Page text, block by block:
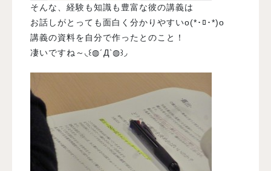
そんな、経験も知識も豊富な彼の講義は
お話しがとっても面白く分かりやすいo(*･ﾛ･*)o
講義の資料を自分で作ったとのこと！
凄いですね～◟꒰◍´Д‵◍꒱◞